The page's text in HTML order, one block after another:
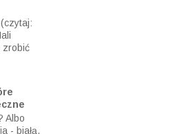
i
dnia